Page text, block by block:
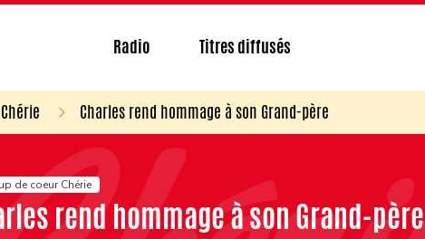
Radio Titres diffusés
Charles rend hommage à son Grand-père
de coeur Chérie
rend hommage à son Grand-père